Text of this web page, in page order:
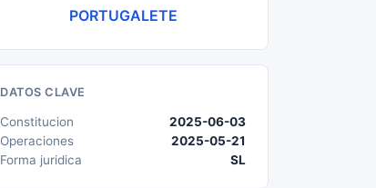
PORTUGALETE
DATOS CLAVE
Constitucion
2025-06-03
Operaciones
2025-05-21
Forma juridica
SL